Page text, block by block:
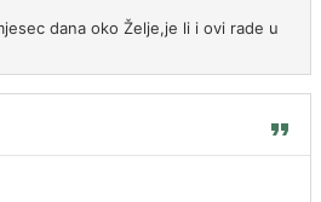
dana oko Želje,je li i ovi rade u